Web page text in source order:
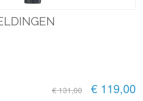
€ 131,00 € 119,00